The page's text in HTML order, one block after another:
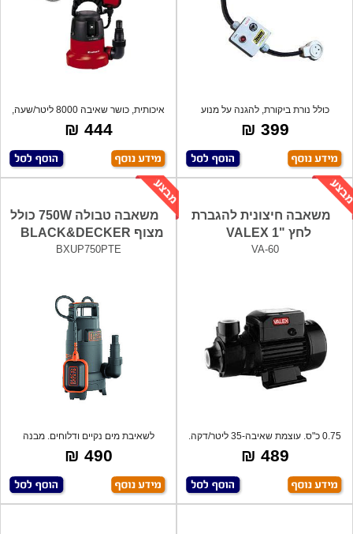
כולל נורת ביקורת, להגנה על מנוע
משאבות ב
399 ₪
איכותית, כושר שאיבה 8000 ליטר/שעה,
שאיב
444 ₪
משאבה חיצונית להגברת
לחץ "1 VALEX
VA-60
0.75 כ"ס. עוצמת שאיבה-35 ליטר/דקה.
יציא
489 ₪
משאבה טבולה 750W כולל
מצוף BLACK&DECKER
BXUP750PTE
לשאיבת מים נקיים ודלוחים. מבנה
פלסטיק, ר
490 ₪